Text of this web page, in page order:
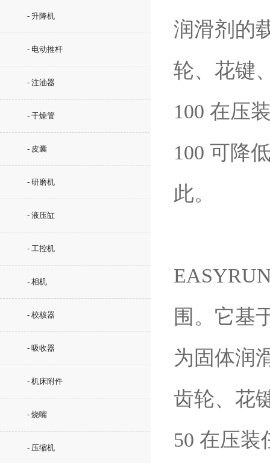
- 升降机
- 电动推杆
- 注油器
- 干燥管
- 皮囊
- 研磨机
- 液压缸
- 工控机
- 相机
- 校核器
- 吸收器
- 机床附件
- 烧嘴
- 压缩机
润滑剂的
轮、花键
100 在压
100 可降
此。
围。它基
为固体润
齿轮、花
50 在压装